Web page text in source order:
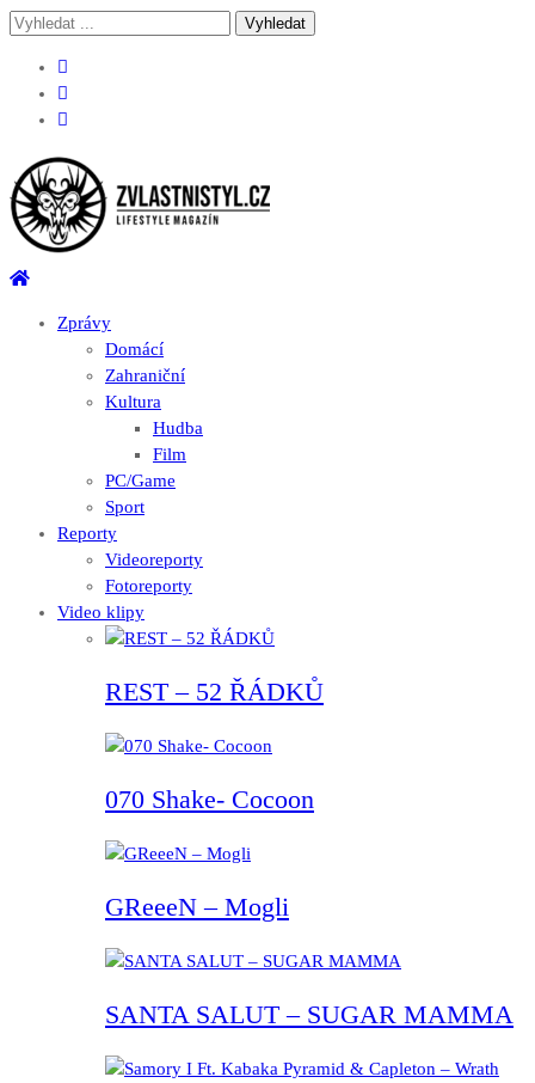
Skip
navigation
Skip
content
Vyhledávání
Zprávy
Domácí
Zahraniční
Kultura
Hudba
Film
PC/Game
Sport
Reporty
Videoreporty
Fotoreporty
Video klipy
REST – 52 ŘÁDKŮ
070 Shake- Cocoon
GReeeN – Mogli
SANTA SALUT – SUGAR MAMMA